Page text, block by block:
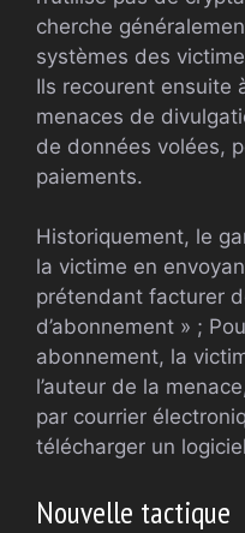
cherche
systèmes des
Ils recourent ensuite
menaces de
de données volées,
paiements.
Historiquement, le
la victime en
prétendant facturer
d’abonnement » ;
abonnement, la
l’auteur de la
par courrier
télécharger un
Nouvelle tactique